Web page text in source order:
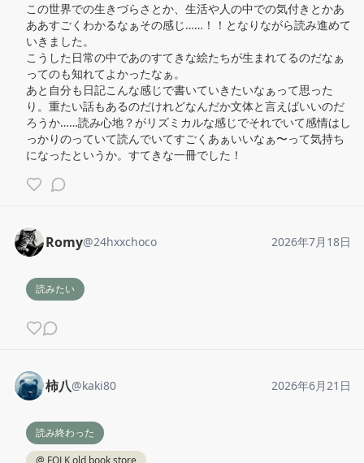
この世界での生きづらさとか、生活や人の中での気付きとかあ
ああすごくわかるなぁその感じ……！！となりながら読み進めて
いきました。
こうした日常の中であのすてきな絵たちが生まれてるのだなぁ
ってのも知れてよかったなぁ。
あと自分も日記こんな感じで書いていきたいなぁって思った
り。重たい話もあるのだけれどなんだか文体と言えばいいのだ
ろうか……読み心地？がリズミカルな感じでそれでいて感情はし
っかりのっていて読んでいてすごくあぁいいなぁ〜って気持ち
になったというか。すてきな一冊でした！
Romy@24hxxchoco 2026年7月18日
読みたい
柿八@kaki80 2026年6月21日
読み終わった
@ FOLK old book store